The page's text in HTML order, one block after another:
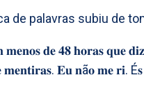
de palavras subiu de
𝐦𝐞𝐧𝐨𝐬 𝐝𝐞 𝟒𝟖 𝐡𝐨𝐫𝐚𝐬 𝐪𝐮𝐞
𝐦𝐞𝐧𝐭𝐢𝐫𝐚𝐬. 𝐄𝐮 𝐧ã𝐨 𝐦𝐞 𝐫𝐢. É𝐬